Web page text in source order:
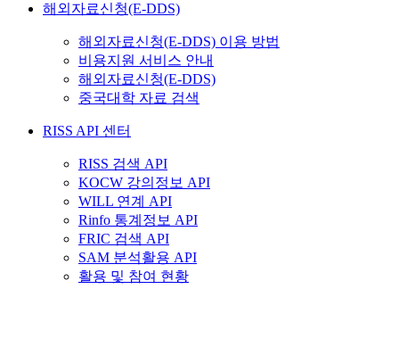
해외자료신청(E-DDS)
해외자료신청(E-DDS) 이용 방법
비용지원 서비스 안내
해외자료신청(E-DDS)
중국대학 자료 검색
RISS API 센터
RISS 검색 API
KOCW 강의정보 API
WILL 연계 API
Rinfo 통계정보 API
FRIC 검색 API
SAM 분석활용 API
활용 및 참여 현황